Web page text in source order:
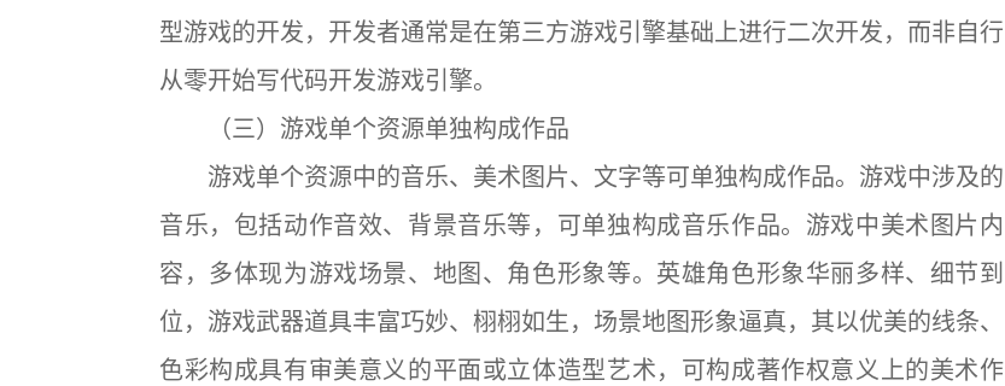
型游戏的开发，开发者通常是在第三方游戏引擎基础上进行二次开发，而非自行
从零开始写代码开发游戏引擎。
（三）游戏单个资源单独构成作品
游戏单个资源中的音乐、美术图片、文字等可单独构成作品。游戏中涉及的
音乐，包括动作音效、背景音乐等，可单独构成音乐作品。游戏中美术图片内
容，多体现为游戏场景、地图、角色形象等。英雄角色形象华丽多样、细节到
位，游戏武器道具丰富巧妙、栩栩如生，场景地图形象逼真，其以优美的线条、
色彩构成具有审美意义的平面或立体造型艺术，可构成著作权意义上的美术作